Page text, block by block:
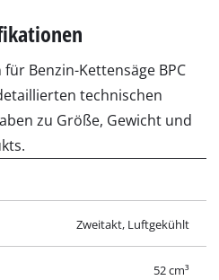
Benzin-Kettensäge BPC
technischen
zu Größe, Gewicht und
Zweitakt, Luftgekühlt
52 cm³